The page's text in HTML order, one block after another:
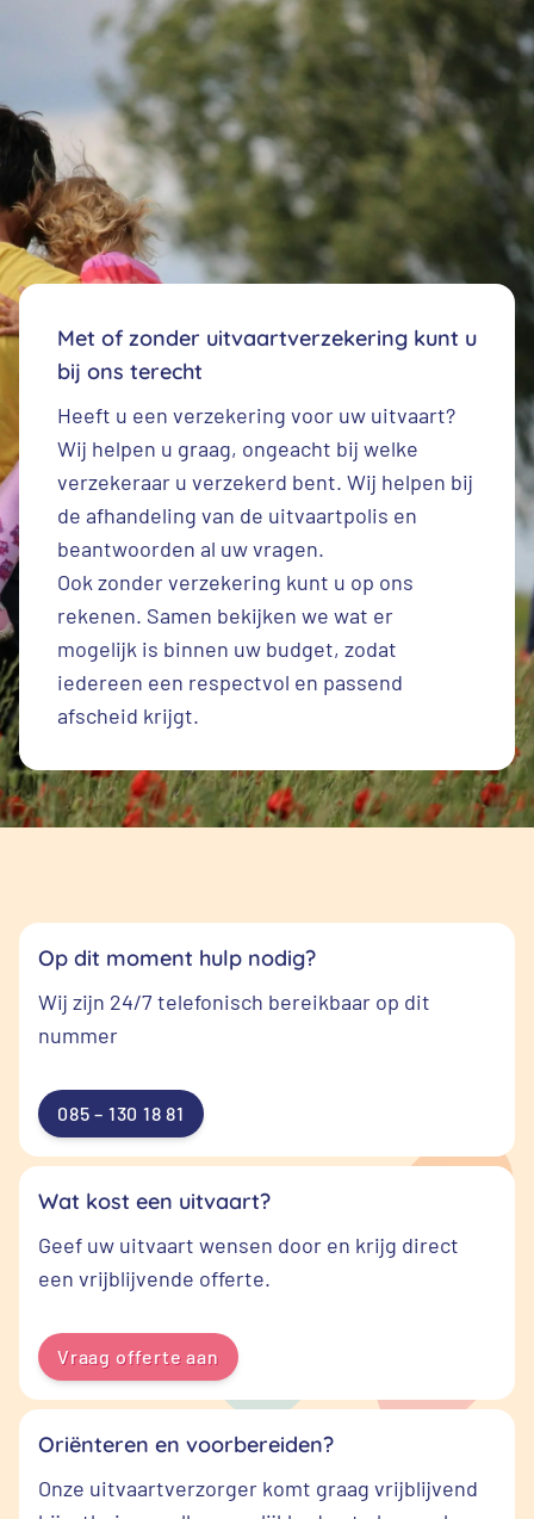
Met of zonder uitvaartverzekering kunt u
bij ons terecht
Heeft u een verzekering voor uw uitvaart?
Wij helpen u graag, ongeacht bij welke
verzekeraar u verzekerd bent. Wij helpen bij
de afhandeling van de uitvaartpolis en
beantwoorden al uw vragen.
Ook zonder verzekering kunt u op ons
rekenen. Samen bekijken we wat er
mogelijk is binnen uw budget, zodat
iedereen een respectvol en passend
afscheid krijgt.
Op dit moment hulp nodig?
Wij zijn 24/7 telefonisch bereikbaar op dit
nummer
085 – 130 18 81
Wat kost een uitvaart?
Geef uw uitvaart wensen door en krijg direct
een vrijblijvende offerte.
Vraag offerte aan
Oriënteren en voorbereiden?
Onze uitvaartverzorger komt graag vrijblijvend